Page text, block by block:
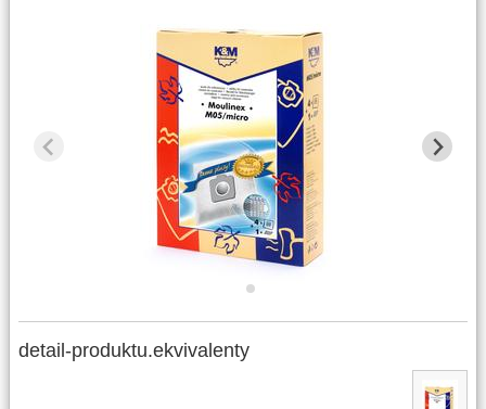
detail-produktu.ekvivalenty